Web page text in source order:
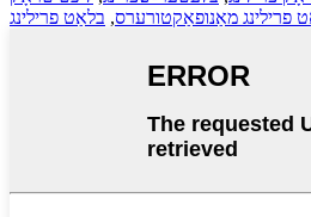
פרילינג מאַנופאַקטורערס, בלאַט פרילינג